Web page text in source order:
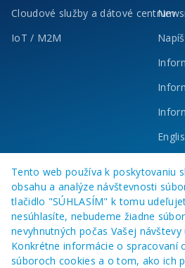
Cloudové služby a dátové centrum
IoT / M2M
Tento web používa k poskytovaniu
obsahu a analýze návštevnosti
tlačidlo "SÚHLASÍM" k tomu
nesúhlasíte, nebudeme žiadne
nevyhnutných počas Vašej
Konkrétne informácie o spracovaní
súboroch cookies a o tom, ako ich